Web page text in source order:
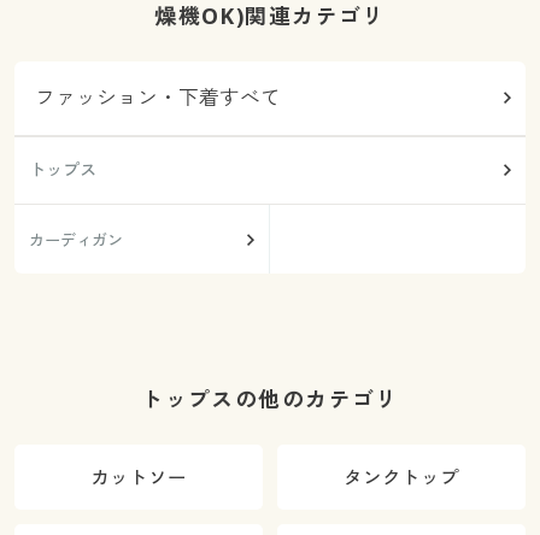
燥機OK)関連カテゴリ
ファッション・下着すべて
トップス
カーディガン
トップスの他のカテゴリ
カットソー タンクトップ